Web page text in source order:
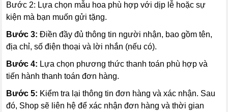
Bước 2: Lựa chọn mẫu hoa phù hợp với dịp lễ hoặc sự
kiện mà bạn muốn gửi tặng.
Bước 3: Điền đầy đủ thông tin người nhận, bao gồm tên,
địa chỉ, số điện thoại và lời nhắn (nếu có).
Bước 4: Lựa chọn phương thức thanh toán phù hợp và
tiến hành thanh toán đơn hàng.
Bước 5: Kiểm tra lại thông tin đơn hàng và xác nhận. Sau
đó, Shop sẽ liên hệ để xác nhận đơn hàng và thời gian